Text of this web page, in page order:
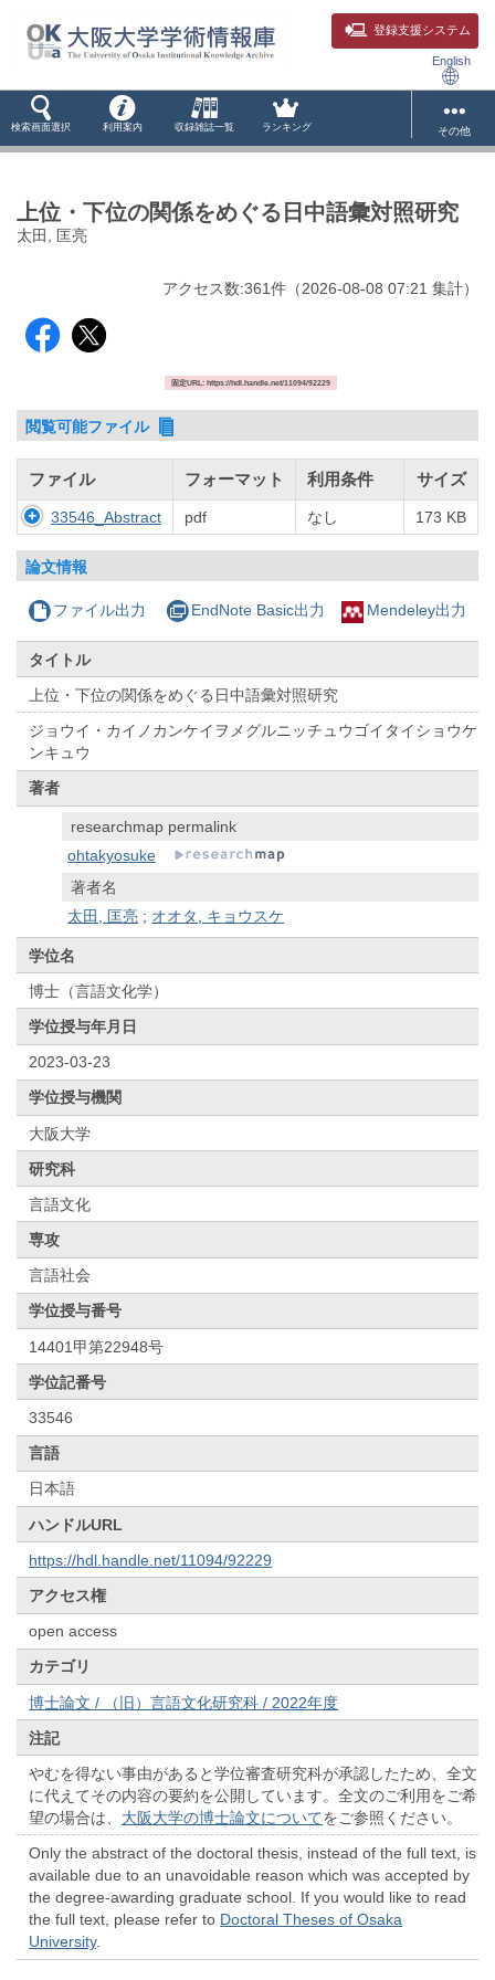
登録支援システム
English
検索画面選択 利用案内 収録雑誌一覧 ランキング その他
上位・下位の関係をめぐる日中語彙対照研究
太田, 匡亮
アクセス数:361件 （2026-08-08 07:21 集計）
固定URL: https://hdl.handle.net/11094/92229
閲覧可能ファイル
ファイル フォーマット 利用条件 サイズ
33546_Abstract pdf なし 173 KB
論文情報
ファイル出力 EndNote Basic出力 Mendeley出力
タイトル
上位・下位の関係をめぐる日中語彙対照研究
ジョウイ・カイノカンケイヲメグルニッチュウゴイタイショウケ
ンキュウ
著者
researchmap permalink
ohtakyosuke
著者名
太田, 匡亮 ; オオタ, キョウスケ
学位名
博士（言語文化学）
学位授与年月日
2023-03-23
学位授与機関
大阪大学
研究科
言語文化
専攻
言語社会
学位授与番号
14401甲第22948号
学位記番号
33546
言語
日本語
ハンドルURL
https://hdl.handle.net/11094/92229
アクセス権
open access
カテゴリ
博士論文 / （旧）言語文化研究科 / 2022年度
注記
やむを得ない事由があると学位審査研究科が承認したため、全文
に代えてその内容の要約を公開しています。全文のご利用をご希
望の場合は、 大阪大学の博士論文についてをご参照ください。
Only the abstract of the doctoral thesis, instead of the full text, is
available due to an unavoidable reason which was accepted by
the degree-awarding graduate school. If you would like to read
the full text, please refer to Doctoral Theses of Osaka
University.